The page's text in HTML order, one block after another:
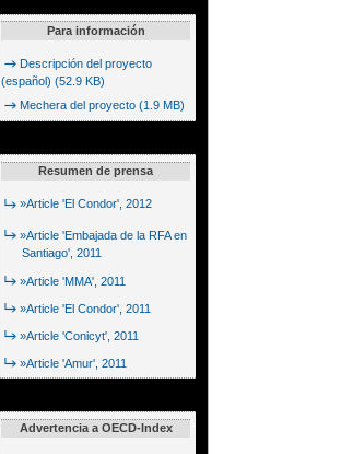
Para información
Descripción del proyecto
(español) (52.9 KB)
Mechera del proyecto (1.9 MB)
Resumen de prensa
»Article 'El Condor', 2012
»Article 'Embajada de la RFA en
Santiago', 2011
»Article 'MMA', 2011
»Article 'El Condor', 2011
»Article 'Conicyt', 2011
»Article 'Amur', 2011
Advertencia a OECD-Index